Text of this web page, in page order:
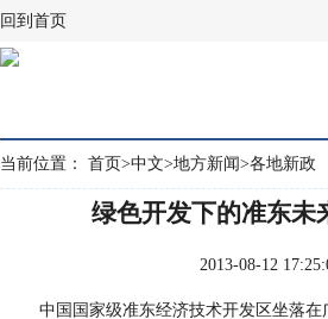
回到首页
当前位置： 首页>中文>地方新闻>各地新政
绿色开发下的准东
2013-08-12
中国国家级准东经济技术开发区坐落